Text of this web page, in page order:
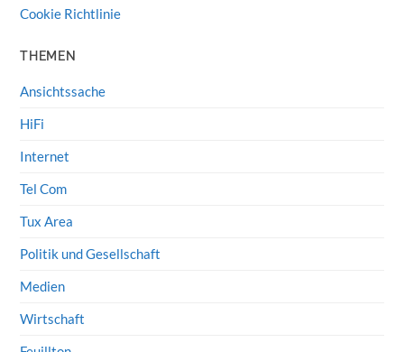
Cookie Richtlinie
THEMEN
Ansichtssache
HiFi
Internet
Tel Com
Tux Area
Politik und Gesellschaft
Medien
Wirtschaft